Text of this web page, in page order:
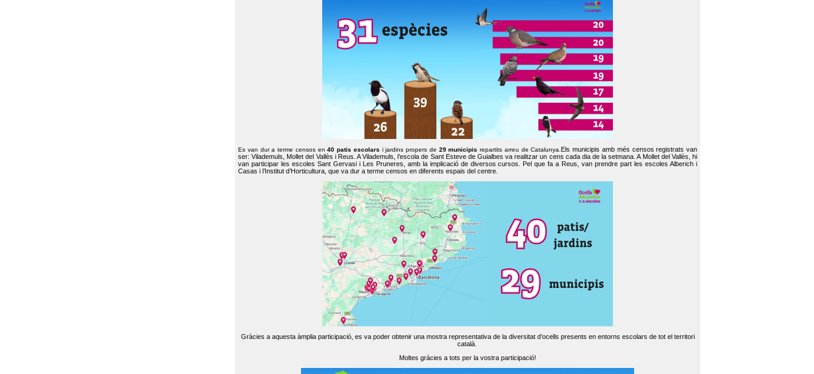
Es van dur a terme censos en40 patis escolars i jardins propers de 29 municipis repartits arreu de Catalunya. Els municipis amb més censos registrats van
ser: Vilademuls, Mollet del Vallès i Reus. A Vilademuls, l’escola de Sant Esteve de Guialbes va realitzar un cens cada dia de la setmana. A Mollet del Vallès, hi
van participar les escoles Sant Gervasi i Les Pruneres, amb la implicació de diversos cursos. Pel que fa a Reus, van prendre part les escoles Alberich i
Casas i l’Institut d’Horticultura, que va dur a terme censos en diferents espais del centre.
Gràcies a aquesta àmplia participació, es va poder obtenir una mostra representativa de la diversitat d’ocells presents en entorns escolars de tot el territori
català.
Moltes gràcies a tots per la vostra participació!